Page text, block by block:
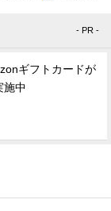
- PR -
ギフトカードが
施中